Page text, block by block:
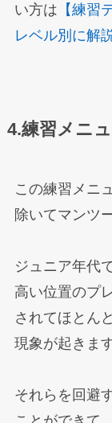
い方は 【練習
レベル別に解
4.練習メニ
この練習メニ
除いてマンツ
ジュニア年代
高い位置のプ
されてほとん
現象が起きます
それらを回避